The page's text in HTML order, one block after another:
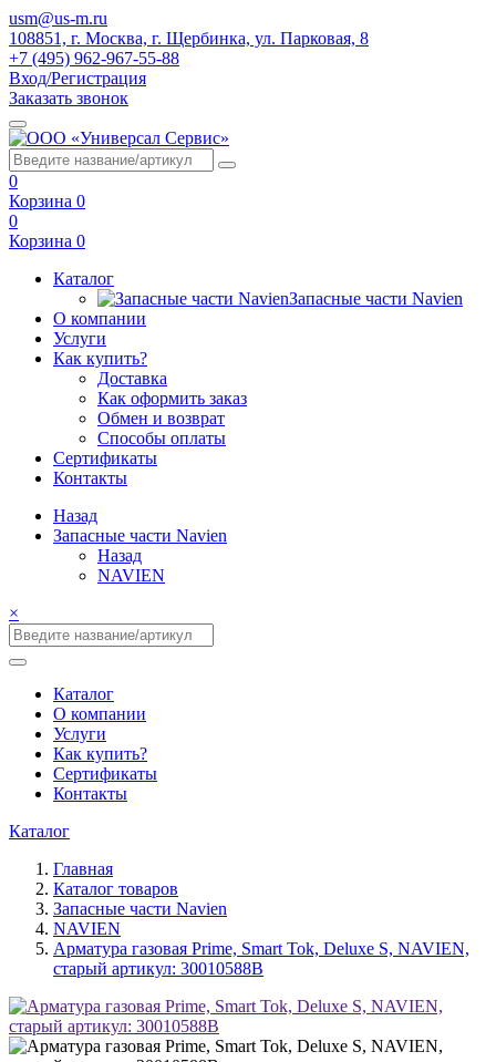
usm@us-m.ru
108851, г. Москва, г. Щербинка, ул. Парковая, 8
+7 (495) 962-967-55-88
Вход/Регистрация
Заказать звонок
0
Корзина 0
0
Корзина 0
Каталог
Запасные части Navien
О компании
Услуги
Как купить?
Доставка
Как оформить заказ
Обмен и возврат
Способы оплаты
Сертификаты
Контакты
Назад
Запасные части Navien
Назад
NAVIEN
×
Каталог
О компании
Услуги
Как купить?
Сертификаты
Контакты
Каталог
Главная
Каталог товаров
Запасные части Navien
NAVIEN
Арматура газовая Prime, Smart Tok, Deluxe S, NAVIEN,
старый артикул: 30010588B